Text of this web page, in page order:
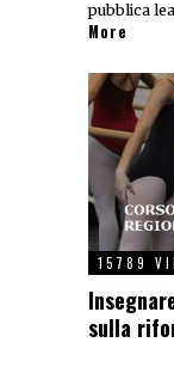
pubblica
More
15789
sulla